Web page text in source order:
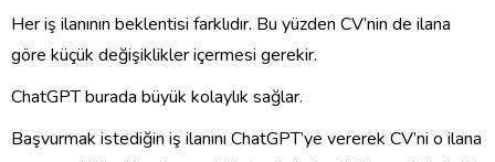
Her iş ilanının beklentisi farklıdır. Bu yüzden CV’nin de ilana
göre küçük değişiklikler içermesi gerekir.
ChatGPT burada büyük kolaylık sağlar.
Başvurmak istediğin iş ilanını ChatGPT’ye vererek CV’ni o ilana